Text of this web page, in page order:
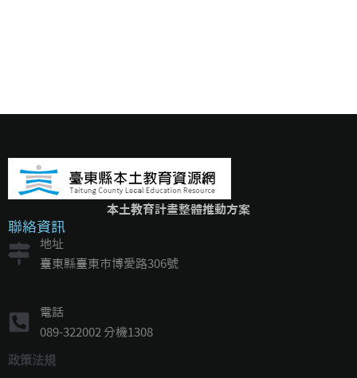
本土教育計畫整體推動方案
聯絡資訊
地址
臺東縣臺東市博愛路306號
電話
089-322002 分機1308
政策法規